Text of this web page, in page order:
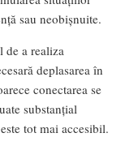
sau neobișnuite.
de a realiza
deplasarea în
conectarea se
substanțial
tot mai accesibil.